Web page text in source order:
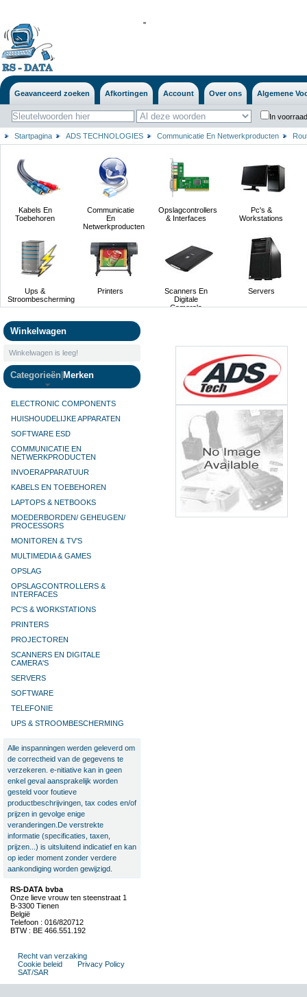
''
Geavanceerd zoeken Afkortingen Account Over ons Algemene
In
Startpagina ADS TECHNOLOGIES Communicatie En Netwerkproducten
Kabels En
Toebehoren
Communicatie
En
Netwerkproducten
Opslagcontrollers
& Interfaces
Pc's &
Workstations
Ups &
Stroombescherming
Printers
Scanners En
Digitale
Camera's
Servers
Winkelwagen
Winkelwagen is leeg!
Categorieën Merken
ELECTRONIC COMPONENTS
HUISHOUDELIJKE APPARATEN
SOFTWARE ESD
COMMUNICATIE EN
NETWERKPRODUCTEN
INVOERAPPARATUUR
KABELS EN TOEBEHOREN
LAPTOPS & NETBOOKS
MOEDERBORDEN/ GEHEUGEN/
PROCESSORS
MONITOREN & TV’S
MULTIMEDIA & GAMES
OPSLAG
OPSLAGCONTROLLERS &
INTERFACES
PC'S & WORKSTATIONS
PRINTERS
PROJECTOREN
SCANNERS EN DIGITALE
CAMERA'S
SERVERS
SOFTWARE
TELEFONIE
UPS & STROOMBESCHERMING
Alle inspanningen werden geleverd om
de correctheid van de gegevens te
verzekeren. e-nitiative kan in geen
enkel geval aansprakelijk worden
gesteld voor foutieve
productbeschrijvingen, tax codes en/of
prijzen in gevolge enige
veranderingen.De verstrekte
informatie (specificaties, taxen,
prijzen...) is uitsluitend indicatief en kan
op ieder moment zonder verdere
aankondiging worden gewijzigd.
RS-DATA bvba
Onze lieve vrouw ten steenstraat 1
B-3300 Tienen
België
Telefoon : 016/820712
BTW : BE 466.551.192
Recht van verzaking
Cookie beleid
Privacy Policy
SAT/SAR